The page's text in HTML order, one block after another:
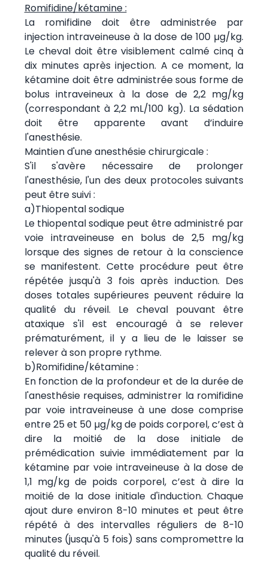
Romifidine/kétamine :
La romifidine doit être administrée par
injection intraveineuse à la dose de 100 µg/kg.
Le cheval doit être visiblement calmé cinq à
dix minutes après injection. A ce moment, la
kétamine doit être administrée sous forme de
bolus intraveineux à la dose de 2,2 mg/kg
(correspondant à 2,2 mL/100 kg). La sédation
doit être apparente avant d’induire
l'anesthésie.
Maintien d'une anesthésie chirurgicale :
S'il s'avère nécessaire de prolonger
l'anesthésie, l'un des deux protocoles suivants
peut être suivi :
a)Thiopental sodique
Le thiopental sodique peut être administré par
voie intraveineuse en bolus de 2,5 mg/kg
lorsque des signes de retour à la conscience
se manifestent. Cette procédure peut être
répétée jusqu'à 3 fois après induction. Des
doses totales supérieures peuvent réduire la
qualité du réveil. Le cheval pouvant être
ataxique s'il est encouragé à se relever
prématurément, il y a lieu de le laisser se
relever à son propre rythme.
b)Romifidine/kétamine :
En fonction de la profondeur et de la durée de
l'anesthésie requises, administrer la romifidine
par voie intraveineuse à une dose comprise
entre 25 et 50 µg/kg de poids corporel, c’est à
dire la moitié de la dose initiale de
prémédication suivie immédiatement par la
kétamine par voie intraveineuse à la dose de
1,1 mg/kg de poids corporel, c’est à dire la
moitié de la dose initiale d'induction. Chaque
ajout dure environ 8-10 minutes et peut être
répété à des intervalles réguliers de 8-10
minutes (jusqu'à 5 fois) sans compromettre la
qualité du réveil.